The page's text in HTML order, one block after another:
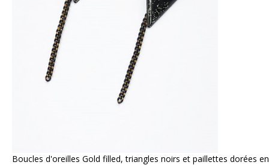
Boucles d'oreilles Gold filled, triangles noirs et paillettes dorées